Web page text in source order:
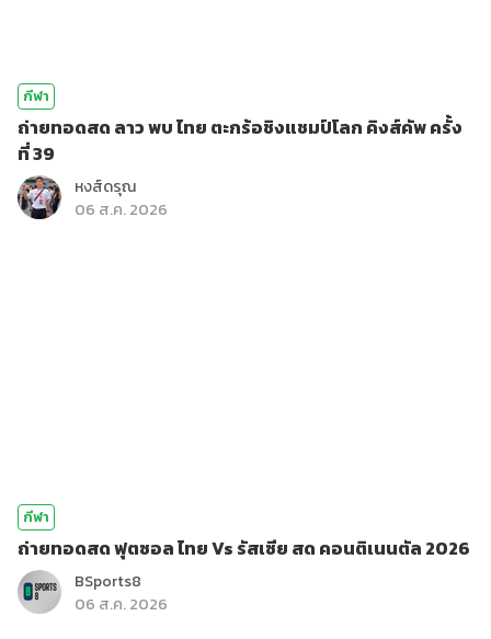
กีฬา
ถ่ายทอดสด ลาว พบ ไทย ตะกร้อชิงแชมป์โลก คิงส์คัพ ครั้ง
ที่ 39
หงส์ดรุณ
06 ส.ค. 2026
กีฬา
ถ่ายทอดสด ฟุตซอล ไทย Vs รัสเซีย สด คอนติเนนตัล 2026
BSports8
06 ส.ค. 2026